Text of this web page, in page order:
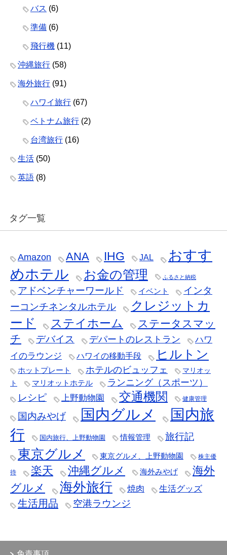
バス (6)
準備 (6)
飛行機 (11)
沖縄旅行 (58)
海外旅行 (91)
ハワイ旅行 (67)
ベトナム旅行 (2)
台湾旅行 (16)
生活 (50)
英語 (8)
タグ一覧
Amazon ANA IHG JAL
おすす
めホテル
お金の管理 ふるさと納税
アドベンチャーワールド イベント
インタ
ーコンチネンタルホテル
クレジットカ
ード
ステイホーム
ステータスマッ
チ
デバイス デパートのレストラン
ハワ
イのラウンジ
ハワイの移動手段 ヒルトン
ホットプレート ホテルのビュッフェ
マリオッ
ト
マリオットホテル
ランニング（スポーツ）
レシピ
上野動物園 交通機関 健康管理
国内みやげ 国内グルメ
国内旅
行
国内旅行、上野動物園 情報管理 旅行記
東京グルメ 東京グルメ、上野動物園 株主優
待 楽天 沖縄グルメ 海外みやげ
海外
グルメ
海外旅行 焼肉 生活グッズ
生活用品 空港ラウンジ